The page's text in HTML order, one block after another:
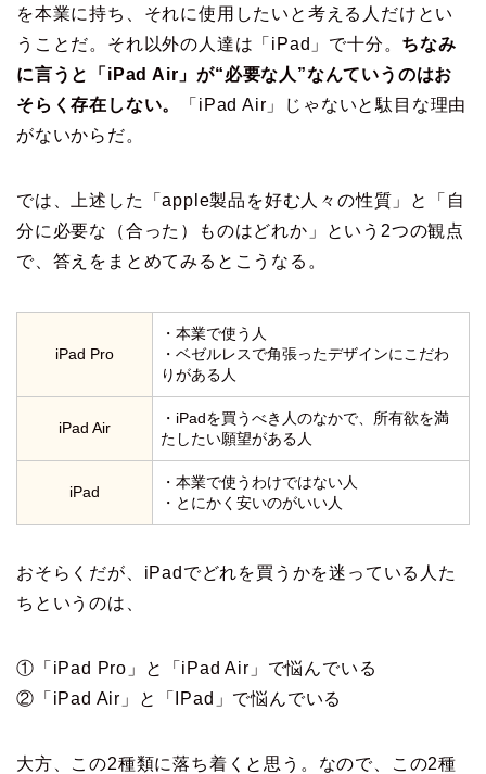
を本業に持ち、それに使用したいと考える人だけとい
うことだ。それ以外の人達は「iPad」で十分。 ちなみ
に言うと「iPad Air」が“必要な人”なんていうのはお
そらく存在しない。
「iPad Air」じゃないと駄目な理由
がないからだ。
では、上述した「apple製品を好む人々の性質」と「自
分に必要な（合った）ものはどれか」という2つの観点
で、答えをまとめてみるとこうなる。
iPad Pro
・本業で使う人
・ベゼルレスで角張ったデザインにこだわ
りがある人
iPad Air
・iPadを買うべき人のなかで、所有欲を満
たしたい願望がある人
iPad
・本業で使うわけではない人
・とにかく安いのがいい人
おそらくだが、iPadでどれを買うかを迷っている人た
ちというのは、
①「iPad Pro」と「iPad Air」で悩んでいる
②「iPad Air」と「IPad」で悩んでいる
大方、この2種類に落ち着くと思う。なので、この2種